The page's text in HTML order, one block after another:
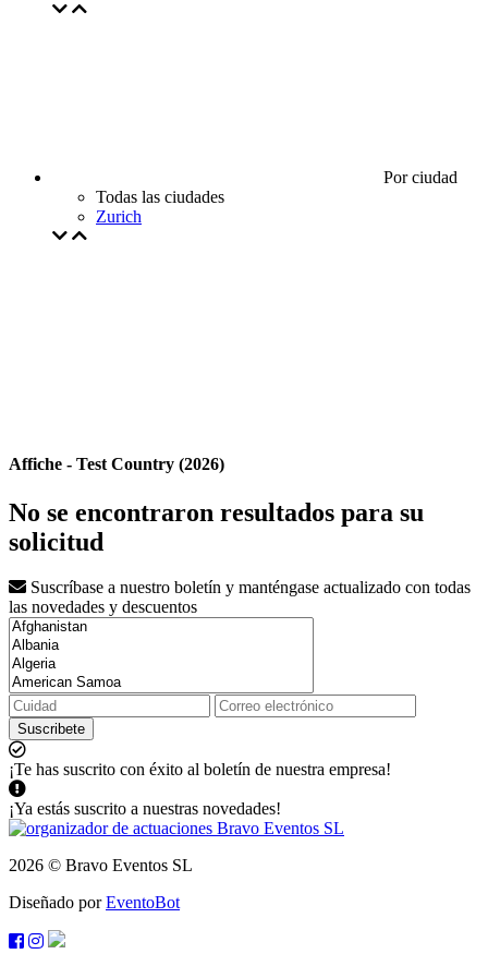
Por ciudad
Todas las ciudades
Zurich
Affiche - Test Country (2026)
No se encontraron resultados para su
solicitud
Suscríbase a nuestro boletín y manténgase actualizado con todas
las novedades y descuentos
Suscribete
¡Te has suscrito con éxito al boletín de nuestra empresa!
¡Ya estás suscrito a nuestras novedades!
2026 © Bravo Eventos SL
Diseñado porEventoBot